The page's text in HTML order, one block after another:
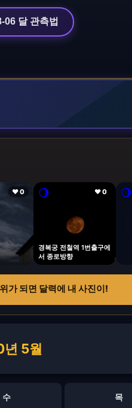
06 달 관측법
❤ 0 🌖 ❤ 0
경복궁 전철역 1번출구에
서 종로방향
🌖
가 되면 달력에 내 사진이!
5월
수 목